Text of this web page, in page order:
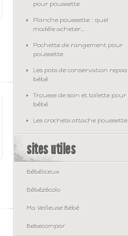
pour poussette
Planche poussette : quel
modèle acheter…
Pochette de rangement pour
poussette
Les pots de conservation repas
bébé
Trousse de soin et toilette pour
bébé
Les crochets attache poussette
sites utiles
Bébéliceux
Bébézécolo
Ma Veilleuse Bébé
Bebecompar